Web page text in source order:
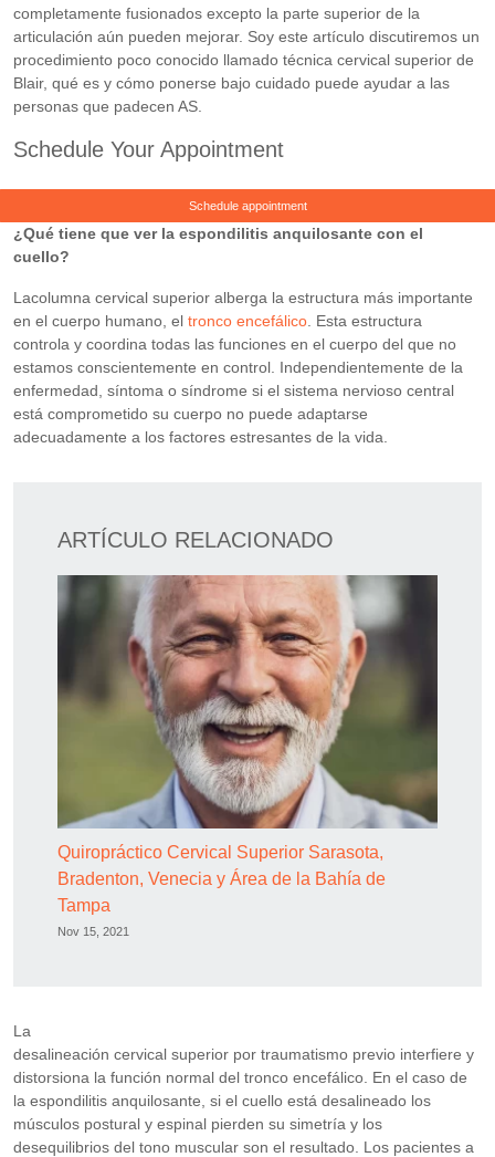
completamente fusionados excepto la parte superior de la
articulación aún pueden mejorar. Soy este artículo discutiremos un
procedimiento poco conocido llamado técnica cervical superior de
Blair, qué es y cómo ponerse bajo cuidado puede ayudar a las
personas que padecen AS.
Schedule Your Appointment
Schedule appointment
¿Qué tiene que ver la espondilitis anquilosante con el
cuello?
Lacolumna cervical superior alberga la estructura más importante
en el cuerpo humano, el tronco encefálico . Esta estructura
controla y coordina todas las funciones en el cuerpo del que no
estamos conscientemente en control. Independientemente de la
enfermedad, síntoma o síndrome si el sistema nervioso central
está comprometido su cuerpo no puede adaptarse
adecuadamente a los factores estresantes de la vida.
ARTÍCULO RELACIONADO
Quiropráctico Cervical Superior Sarasota,
Bradenton, Venecia y Área de la Bahía de
Tampa
Nov 15, 2021
La
desalineación cervical superior por traumatismo previo interfiere y
distorsiona la función normal del tronco encefálico. En el caso de
la espondilitis anquilosante, si el cuello está desalineado los
músculos postural y espinal pierden su simetría y los
desequilibrios del tono muscular son el resultado. Los pacientes a